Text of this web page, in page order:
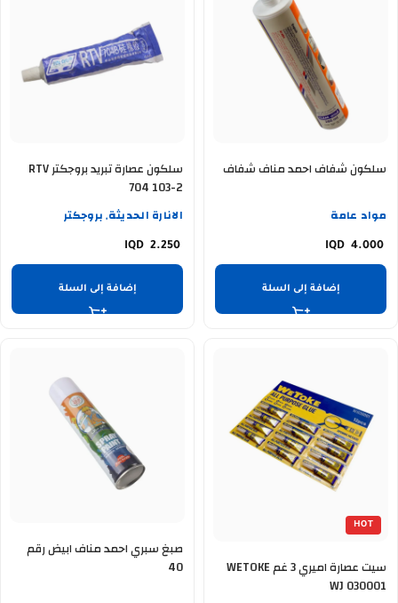
سلكون شفاف احمد مناف شفاف
مواد عامة
4.000
إضافة إلى السلة
سلكون عصارة تبريد بروجكتر RTV
704 103-2
الانارة الحديثة, بروجكتر
2.250
إضافة إلى السلة
HOT
سيت عصارة اميري 3 غم WETOKE
WJ 030001
صبغ سبري احمد مناف ابيض رقم
40